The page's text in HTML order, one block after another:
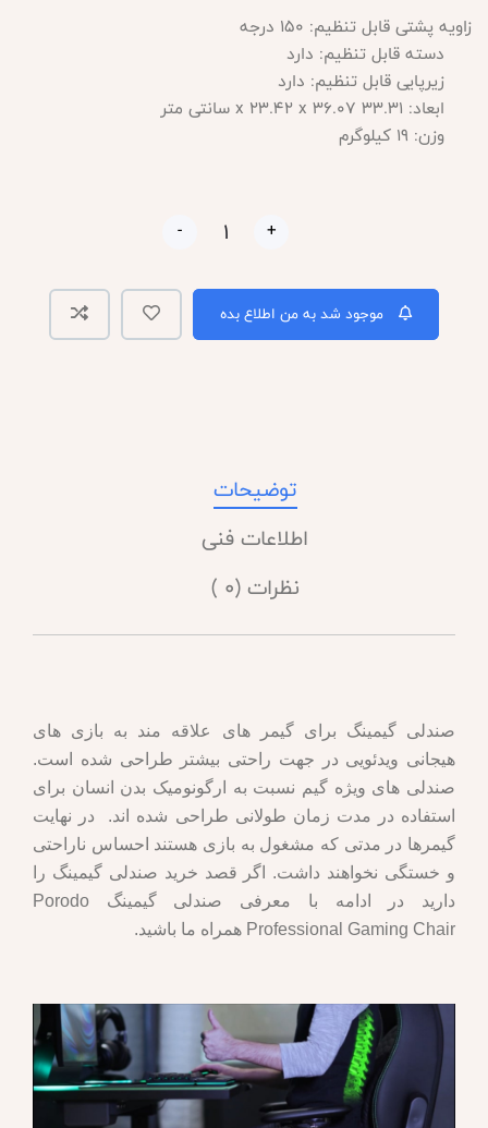
زاویه پشتی قابل تنظیم: 150 درجه
دسته قابل تنظیم: دارد
زیرپایی قابل تنظیم: دارد
ابعاد: 33.31 x 23.42 x 36.07 سانتی متر
وزن: 19 کیلوگرم
- +
موجود شد به من اطلاع بده
توضیحات
اطلاعات فنی
نظرات (0 )
صندلی گیمینگ برای گیمر های علاقه مند به بازی های
هیجانی ویدئویی در جهت راحتی بیشتر طراحی شده است.
صندلی های ویژه گیم نسبت به ارگونومیک بدن انسان برای
استفاده در مدت زمان طولانی طراحی شده اند. در نهایت
گیمرها در مدتی که مشغول به بازی هستند احساس ناراحتی
و خستگی نخواهند داشت. اگر قصد خرید صندلی گیمینگ را
دارید در ادامه با معرفی صندلی گیمینگ Porodo
Professional Gaming Chair همراه ما باشید.